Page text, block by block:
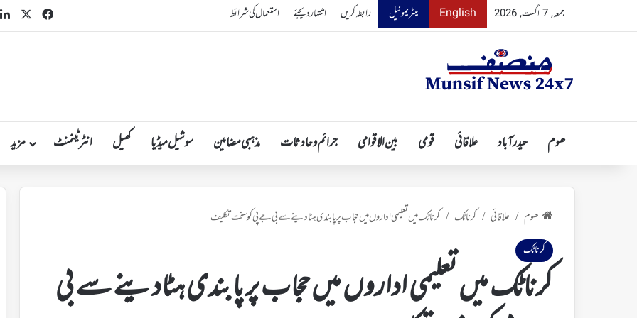
جمعہ, 7 اگست, 2026 English میٹریمونیل رابطہ کریں اشتہار دیجئے استعمال کی شرائط Facebook
ھوم حیدرآباد علاقائی قومی بین الاقوامی جرائم و حادثات مذہبی مضامین سوشیل میڈیا کھیل انٹرٹینمنٹ مزید
ھوم / علاقائی / کرناٹک / کرناٹک میں تعلیمی اداروں میں حجاب پر پابندی ہٹادینے سے بی جے پی کو سخت تکلیف
کرناٹک
کرناٹک میں تعلیمی اداروں میں حجاب پر پابندی ہٹادینے سے بی